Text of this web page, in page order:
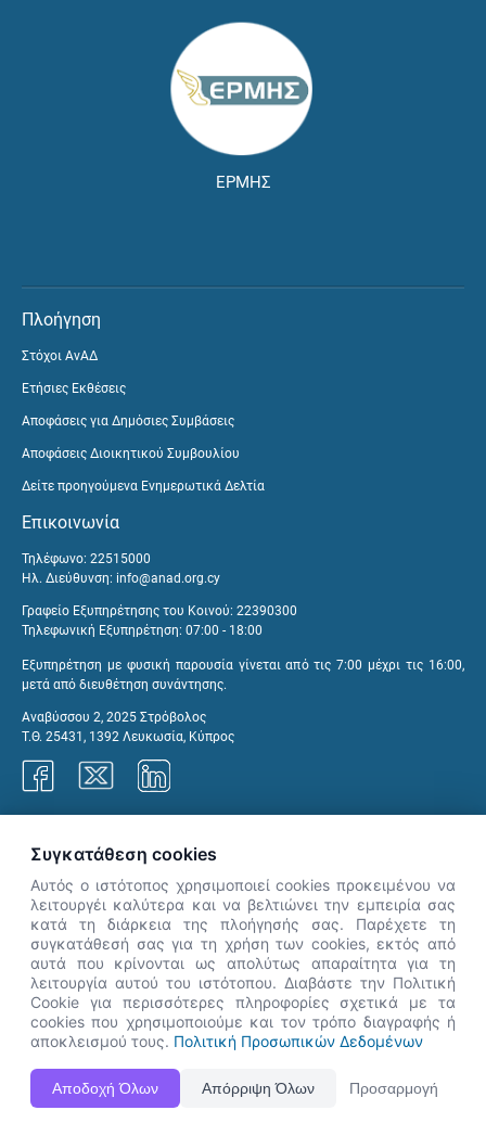
ΕΡΜΗΣ
Πλοήγηση
Στόχοι ΑνΑΔ
Ετήσιες Εκθέσεις
Αποφάσεις για Δημόσιες Συμβάσεις
Αποφάσεις Διοικητικού Συμβουλίου
Δείτε προηγούμενα Ενημερωτικά Δελτία
Επικοινωνία
Τηλέφωνο: 22515000
Ηλ. Διεύθυνση: info@anad.org.cy
Γραφείο Εξυπηρέτησης του Κοινού: 22390300
Τηλεφωνική Εξυπηρέτηση: 07:00 - 18:00
Εξυπηρέτηση με φυσική παρουσία γίνεται από τις 7:00 μέχρι τις 16:00,
μετά από διευθέτηση συνάντησης.
Αναβύσσου 2, 2025 Στρόβολος
Τ.Θ. 25431, 1392 Λευκωσία, Κύπρος
Η Ιστοσελίδα ΑνΑΔ είναι πλήρως συμβατή με τις νεότερες εκδόσεις, Google Chrome, Mozilla Firefox,
Apple Safari καθώς και Internet Explorer.
👋 Καλώς ήρθες! Είμαι η Νόησις.
Πες μου πώς μπορώ να σε βοηθήσω
σήμερα.
Συγκατάθεση cookies
Αυτός ο ιστότοπος χρησιμοποιεί cookies προκειμένου να
λειτουργέι καλύτερα και να βελτιώνει την εμπειρία σας
κατά τη διάρκεια της πλοήγησής σας. Παρέχετε τη
συγκατάθεσή σας για τη χρήση των cookies, εκτός από
αυτά που κρίνονται ως απολύτως απαραίτητα για τη
λειτουργία αυτού του ιστότοπου. Διαβάστε την Πολιτική
Cookie για περισσότερες πληροφορίες σχετικά με τα
cookies που χρησιμοποιούμε και τον τρόπο διαγραφής ή
αποκλεισμού τους. Πολιτική Προσωπικών Δεδομένων
Αποδοχή Όλων Απόρριψη Όλων Προσαρμογή